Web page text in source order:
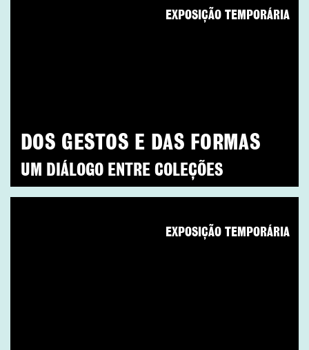
DOS GESTOS E DAS FORMAS
UM DIÁLOGO ENTRE COLEÇÕES
EXPOSIÇÃO TEMPORÁRIA
EXPOSIÇÃO TEMPORÁRIA